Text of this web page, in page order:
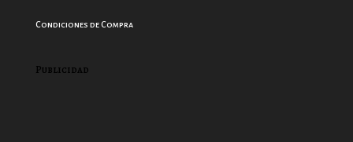
Condiciones de Compra
Publicidad